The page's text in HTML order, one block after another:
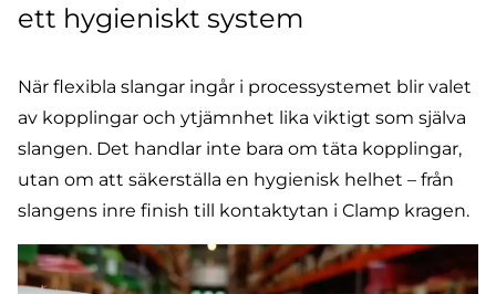
ett hygieniskt system
När flexibla slangar ingår i processystemet blir valet
av kopplingar och ytjämnhet lika viktigt som själva
slangen. Det handlar inte bara om täta kopplingar,
utan om att säkerställa en hygienisk helhet – från
slangens inre finish till kontaktytan i Clamp kragen.